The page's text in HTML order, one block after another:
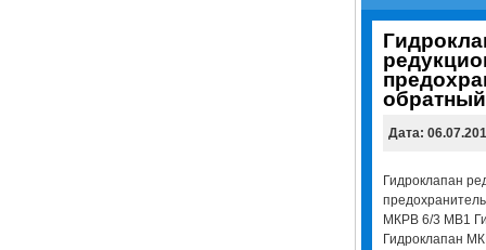
обратный
Дата:
Гидроклапан
МКРВ 6/3 МВ1
Гидроклапан